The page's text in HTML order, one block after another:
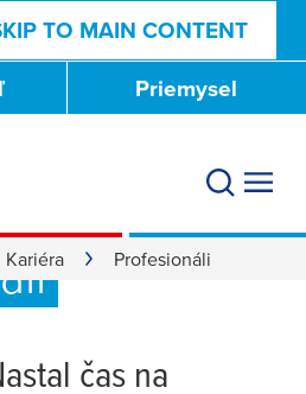
TO MAIN CONTENT
Priemysel
Kariéra Profesionáli
čas na